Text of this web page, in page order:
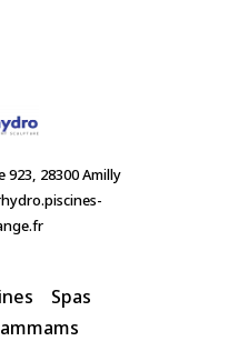
28300 Amilly
Spas